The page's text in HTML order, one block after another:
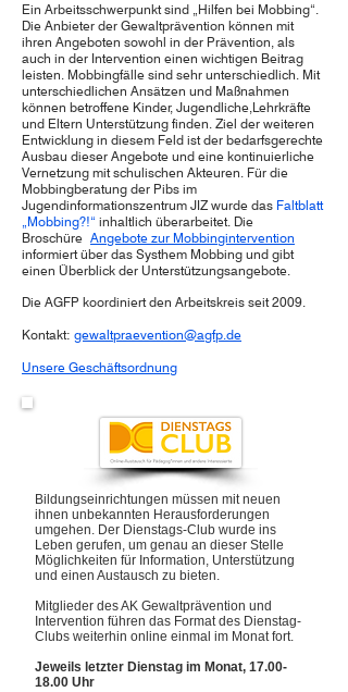
Ein Arbeitsschwerpunkt sind „Hilfen bei Mobbing“.
Die Anbieter der Gewaltprävention können mit
ihren Angeboten sowohl in der Prävention, als
auch in der Intervention einen wichtigen Beitrag
leisten. Mobbingfälle sind sehr unterschiedlich. Mit
unterschiedlichen Ansätzen und Maßnahmen
können betroffene Kinder, Jugendliche,Lehrkräfte
und Eltern Unterstützung finden. Ziel der weiteren
Entwicklung in diesem Feld ist der bedarfsgerechte
Ausbau dieser Angebote und eine kontinuierliche
Vernetzung mit schulischen Akteuren. Für die
Mobbingberatung der Pibs im
Jugendinformationszentrum JIZ wurde das Faltblatt
„Mobbing?!“ inhaltlich überarbeitet. Die
Broschüre Angebote zur Mobbingintervention
informiert über das Systhem Mobbing und gibt
einen Überblick der Unterstützungsangebote.
Die AGFP koordiniert den Arbeitskreis seit 2009.
Kontakt: gewaltpraevention@agfp.de
Unsere Geschäftsordnung
Bildungseinrichtungen müssen mit neuen
ihnen unbekannten Herausforderungen
umgehen. Der Dienstags-Club wurde ins
Leben gerufen, um genau an dieser Stelle
Möglichkeiten für Information, Unterstützung
und einen Austausch zu bieten.
Mitglieder des AK Gewaltprävention und
Intervention führen das Format des Dienstag-
Clubs weiterhin online einmal im Monat fort.
Jeweils letzter Dienstag im Monat, 17.00-
18.00 Uhr